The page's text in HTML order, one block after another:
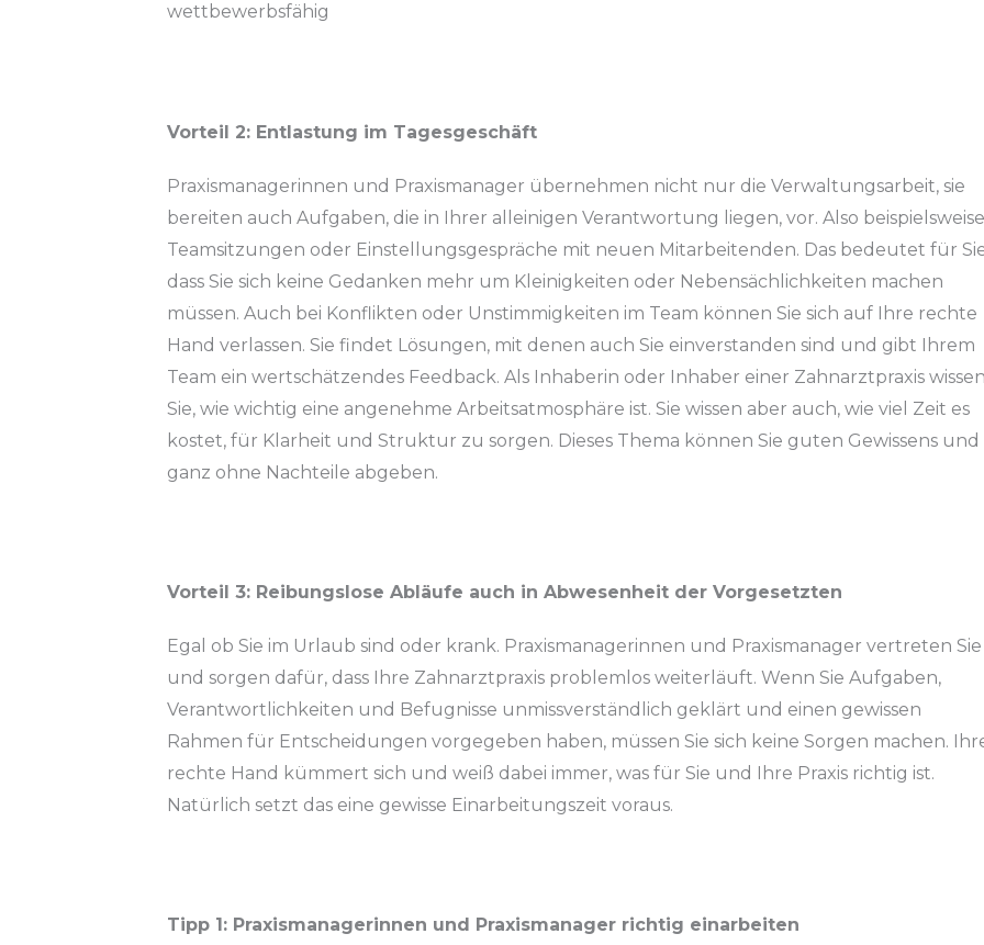
wettbewerbsfähig
Vorteil 2: Entlastung im Tagesgeschäft
Praxismanagerinnen und Praxismanager übernehmen nicht nur die Verwaltungsarbeit, sie
bereiten auch Aufgaben, die in Ihrer alleinigen Verantwortung liegen, vor. Also beispielsweise
Teamsitzungen oder Einstellungsgespräche mit neuen Mitarbeitenden. Das bedeutet für
dass Sie sich keine Gedanken mehr um Kleinigkeiten oder Nebensächlichkeiten machen
müssen. Auch bei Konflikten oder Unstimmigkeiten im Team können Sie sich auf Ihre rechte
Hand verlassen. Sie findet Lösungen, mit denen auch Sie einverstanden sind und gibt Ihrem
Team ein wertschätzendes Feedback. Als Inhaberin oder Inhaber einer Zahnarztpraxis
Sie, wie wichtig eine angenehme Arbeitsatmosphäre ist. Sie wissen aber auch, wie viel Zeit es
kostet, für Klarheit und Struktur zu sorgen. Dieses Thema können Sie guten Gewissens und
ganz ohne Nachteile abgeben.
Vorteil 3: Reibungslose Abläufe auch in Abwesenheit der Vorgesetzten
Egal ob Sie im Urlaub sind oder krank. Praxismanagerinnen und Praxismanager vertreten Sie
und sorgen dafür, dass Ihre Zahnarztpraxis problemlos weiterläuft. Wenn Sie Aufgaben,
Verantwortlichkeiten und Befugnisse unmissverständlich geklärt und einen gewissen
Rahmen für Entscheidungen vorgegeben haben, müssen Sie sich keine Sorgen machen.
rechte Hand kümmert sich und weiß dabei immer, was für Sie und Ihre Praxis richtig ist.
Natürlich setzt das eine gewisse Einarbeitungszeit voraus.
Tipp 1: Praxismanagerinnen und Praxismanager richtig einarbeiten